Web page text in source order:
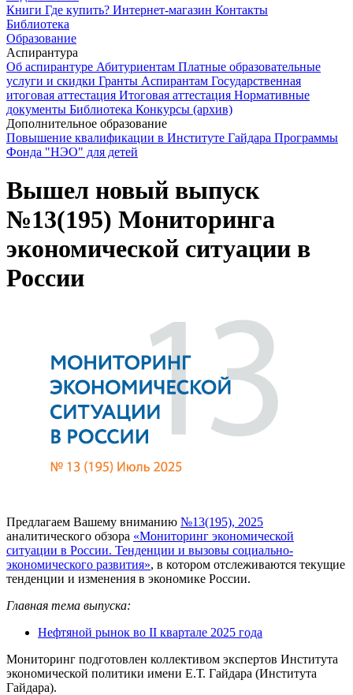
Книги Где купить? Интернет-магазин Контакты
Библиотека
Образование
Аспирантура
Об аспирантуре Абитуриентам Платные образовательные
услуги и скидки Гранты Аспирантам Государственная
итоговая аттестация Итоговая аттестация Нормативные
документы Библиотека Конкурсы (архив)
Дополнительное образование
Повышение квалификации в Институте Гайдара Программы
Фонда "НЭО" для детей
Вышел новый выпуск
№13(195) Мониторинга
экономической ситуации в
России
Предлагаем Вашему вниманию №13(195), 2025
аналитического обзора «Мониторинг экономической
ситуации в России. Тенденции и вызовы социально-
экономического развития», в котором отслеживаются текущие
тенденции и изменения в экономике России.
Главная тема выпуска:
Нефтяной рынок во II квартале 2025 года
Мониторинг подготовлен коллективом экспертов Института
экономической политики имени Е.Т. Гайдара (Института
Гайдара).